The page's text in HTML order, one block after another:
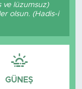
ve lüzumsuz)
olsun. (Hadis-i
GÜNEŞ